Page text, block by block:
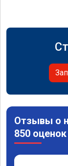
Отзывы о
850 оценок